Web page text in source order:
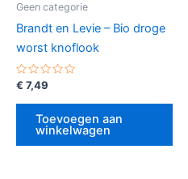
Geen categorie
Brandt en Levie – Bio droge
worst knoflook
Gewaardeerd
uit
€ 7,49
Toevoegen aan
winkelwagen